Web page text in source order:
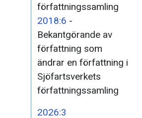
författningssamling
2018:6 -
Bekantgörande av
författning som
ändrar en författning i
Sjöfartsverkets
författningssamling
2026:3